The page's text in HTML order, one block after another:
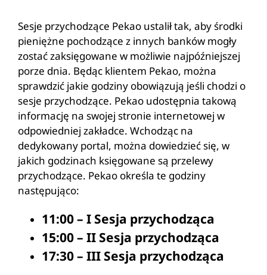
Sesje przychodzące Pekao ustalił tak, aby środki
pieniężne pochodzące z innych banków mogły
zostać zaksięgowane w możliwie najpóźniejszej
porze dnia. Będąc klientem Pekao, można
sprawdzić jakie godziny obowiązują jeśli chodzi o
sesje przychodzące. Pekao udostępnia takową
informację na swojej stronie internetowej w
odpowiedniej zakładce. Wchodząc na
dedykowany portal, można dowiedzieć się, w
jakich godzinach księgowane są przelewy
przychodzące. Pekao określa te godziny
następująco:
11:00 – I Sesja przychodząca
15:00 – II Sesja przychodząca
17:30 – III Sesja przychodząca